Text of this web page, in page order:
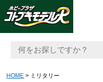
HOME ミリタリー